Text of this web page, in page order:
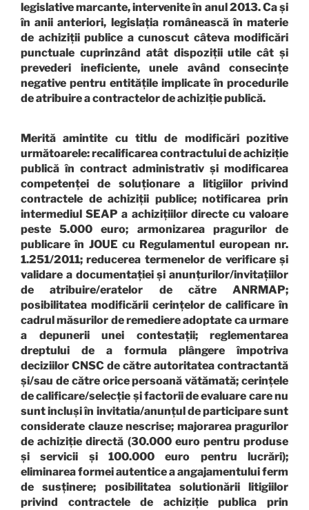
legislative marcante, intervenite în anul 2013. Ca și
în anii anteriori, legislația românească în materie
de achiziții publice a cunoscut câteva modificări
punctuale cuprinzând atât dispoziții utile cât și
prevederi ineficiente, unele având consecințe
negative pentru entitățile implicate în procedurile
de atribuire a contractelor de achiziție publică.
Merită amintite cu titlu de modificări pozitive
următoarele: recalificarea contractului de achiziție
publică în contract administrativ și modificarea
competenței de soluționare a litigiilor privind
contractele de achiziții publice; notificarea prin
intermediul SEAP a achizițiilor directe cu valoare
peste 5.000 euro; armonizarea pragurilor de
publicare în JOUE cu Regulamentul european nr.
1.251/2011; reducerea termenelor de verificare și
validare a documentației și anunțurilor/invitațiilor
de atribuire/eratelor de către ANRMAP;
posibilitatea modificării cerințelor de calificare în
cadrul măsurilor de remediere adoptate ca urmare
a depunerii unei contestații; reglementarea
dreptului de a formula plângere împotriva
deciziilor CNSC de către autoritatea contractantă
și/sau de către orice persoană vătămată; cerințele
de calificare/selecție și factorii de evaluare care nu
sunt incluși în invitatia/anunțul de participare sunt
considerate clauze nescrise; majorarea pragurilor
de achiziție directă (30.000 euro pentru produse
și servicii și 100.000 euro pentru lucrări);
eliminarea formei autentice a angajamentului ferm
de susținere; posibilitatea solutionării litigiilor
privind contractele de achiziție publica prin